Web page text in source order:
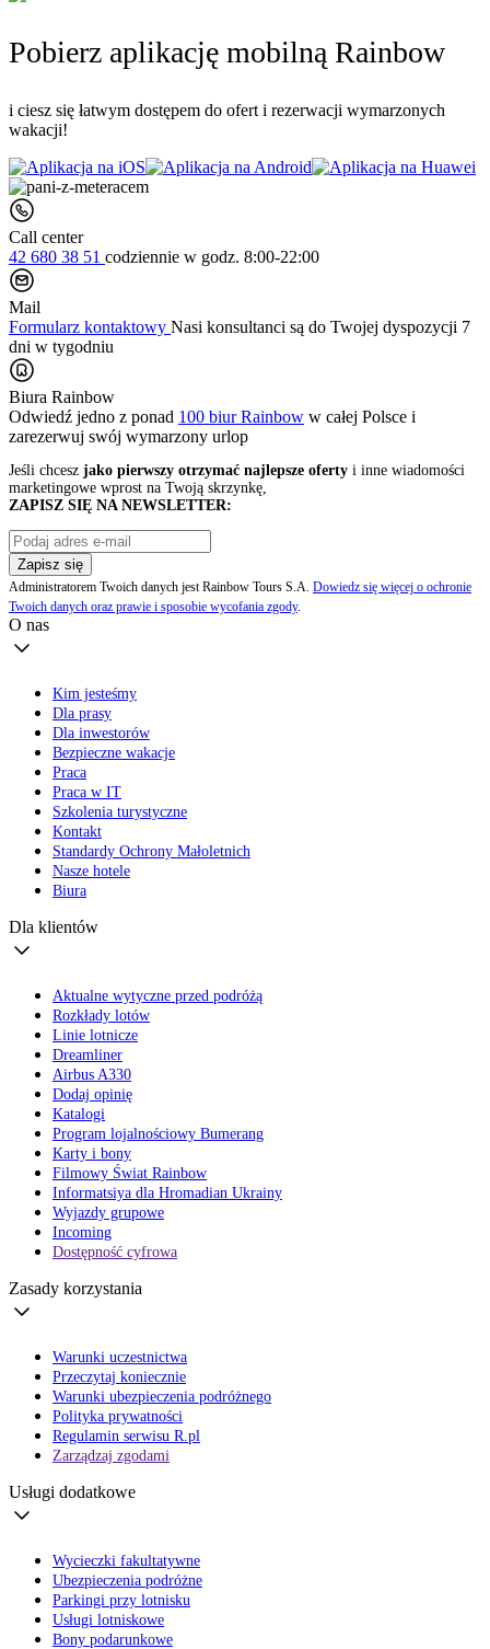
Pobierz aplikację mobilną Rainbow
i ciesz się łatwym dostępem do ofert i rezerwacji wymarzonych
wakacji!
Call center
42 680 38 51 codziennie w godz. 8:00-22:00
Mail
Formularz kontaktowy Nasi konsultanci są do Twojej dyspozycji 7
dni w tygodniu
Biura Rainbow
Odwiedź jedno z ponad 100 biur Rainbow w całej Polsce i
zarezerwuj swój wymarzony urlop
Jeśli chcesz jako pierwszy otrzymać najlepsze oferty i inne wiadomości
marketingowe wprost na Twoją skrzynkę,
ZAPISZ SIĘ NA NEWSLETTER:
Zapisz się
Administratorem Twoich danych jest Rainbow Tours S.A. Dowiedz się więcej o ochronie
Twoich danych oraz prawie i sposobie wycofania zgody.
O nas
Kim jesteśmy
Dla prasy
Dla inwestorów
Bezpieczne wakacje
Praca
Praca w IT
Szkolenia turystyczne
Kontakt
Standardy Ochrony Małoletnich
Nasze hotele
Biura
Dla klientów
Aktualne wytyczne przed podróżą
Rozkłady lotów
Linie lotnicze
Dreamliner
Airbus A330
Dodaj opinię
Katalogi
Program lojalnościowy Bumerang
Karty i bony
Filmowy Świat Rainbow
Informatsiya dla Hromadian Ukrainy
Wyjazdy grupowe
Incoming
Dostępność cyfrowa
Zasady korzystania
Warunki uczestnictwa
Przeczytaj koniecznie
Warunki ubezpieczenia podróżnego
Polityka prywatności
Regulamin serwisu R.pl
Zarządzaj zgodami
Usługi dodatkowe
Wycieczki fakultatywne
Ubezpieczenia podróżne
Parkingi przy lotnisku
Usługi lotniskowe
Bony podarunkowe